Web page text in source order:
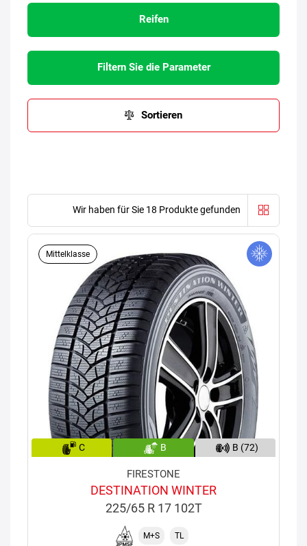
Reifen
Filtern Sie die Parameter
Sortieren
Wir haben für Sie 18 Produkte gefunden
Mittelklasse
C B B (72)
FIRESTONE
DESTINATION WINTER
225/65 R 17 102T
M+S TL